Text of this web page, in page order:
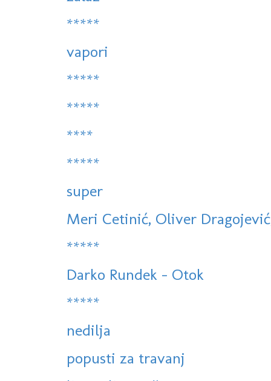
*****
vapori
*****
*****
****
*****
super
Meri Cetinić, Oliver
*****
Darko Rundek - Otok
*****
nedilja
popusti za travanj